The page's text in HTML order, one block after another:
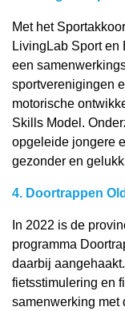
Met het
LivingLab Sport en
een
sportverenigingen
motorische
Skills Model.
opgeleide jongere
gezonder en
4. Doortrappen
In 2022 is de
programma
daarbij
fietsstimulering en
samenwerking met